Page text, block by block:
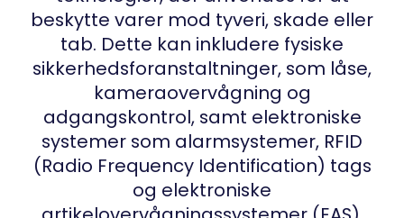
beskytte varer mod tyveri, skade eller
tab. Dette kan inkludere fysiske
sikkerhedsforanstaltninger, som låse,
kameraovervågning og
adgangskontrol, samt elektroniske
systemer som alarmsystemer, RFID
(Radio Frequency Identification) tags
og elektroniske